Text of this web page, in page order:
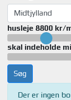
husleje 8800 kr/
skal indeholde
Søg
Der er ingen